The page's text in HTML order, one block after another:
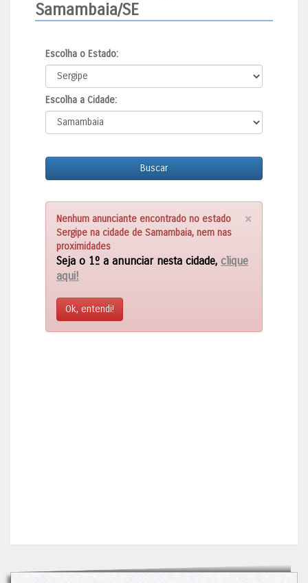
Samambaia/SE
Escolha o Estado:
Escolha a Cidade:
Buscar
×
Nenhum anunciante encontrado no estado
Sergipe na cidade de Samambaia, nem nas
proximidades
Seja o 1º a anunciar nesta cidade, clique
aqui!
Ok, entendi!